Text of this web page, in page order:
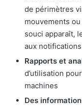
de périmètres
mouvements ou
souci apparaît,
aux
Rapports et
d’utilisation
machines
Des